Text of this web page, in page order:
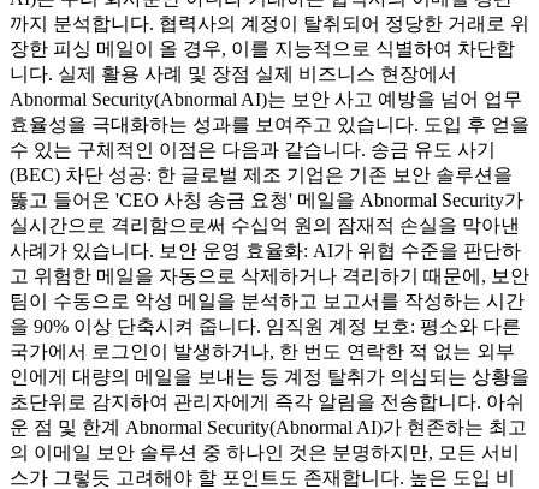
까지 분석합니다. 협력사의 계정이 탈취되어 정당한 거래로 위
장한 피싱 메일이 올 경우, 이를 지능적으로 식별하여 차단합
니다. 실제 활용 사례 및 장점 실제 비즈니스 현장에서
Abnormal Security(Abnormal AI)는 보안 사고 예방을 넘어 업무
효율성을 극대화하는 성과를 보여주고 있습니다. 도입 후 얻을
수 있는 구체적인 이점은 다음과 같습니다. 송금 유도 사기
(BEC) 차단 성공: 한 글로벌 제조 기업은 기존 보안 솔루션을
뚫고 들어온 'CEO 사칭 송금 요청' 메일을 Abnormal Security가
실시간으로 격리함으로써 수십억 원의 잠재적 손실을 막아낸
사례가 있습니다. 보안 운영 효율화: AI가 위협 수준을 판단하
고 위험한 메일을 자동으로 삭제하거나 격리하기 때문에, 보안
팀이 수동으로 악성 메일을 분석하고 보고서를 작성하는 시간
을 90% 이상 단축시켜 줍니다. 임직원 계정 보호: 평소와 다른
국가에서 로그인이 발생하거나, 한 번도 연락한 적 없는 외부
인에게 대량의 메일을 보내는 등 계정 탈취가 의심되는 상황을
초단위로 감지하여 관리자에게 즉각 알림을 전송합니다. 아쉬
운 점 및 한계 Abnormal Security(Abnormal AI)가 현존하는 최고
의 이메일 보안 솔루션 중 하나인 것은 분명하지만, 모든 서비
스가 그렇듯 고려해야 할 포인트도 존재합니다. 높은 도입 비